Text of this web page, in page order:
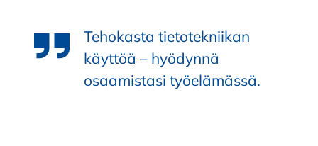
Tehokasta tietotekniikan
käyttöä – hyödynnä
osaamistasi työelämässä.